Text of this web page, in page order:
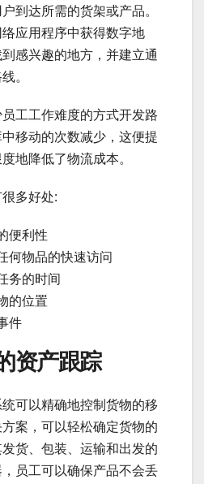
到达所需的货架或产品。
应用程序中获得数字地
感兴趣的地方，并建立通
。
工工作难度的方式开发路
移动的次数减少，这便提
地降低了物流成本。
多好处:
便利性
何物品的快速访问
务的时间
的位置
件
资产跟踪
可以精确地控制货物的移
案，可以轻松确定货物的
货、包装、运输和出发的
员工可以确保产品不会丢